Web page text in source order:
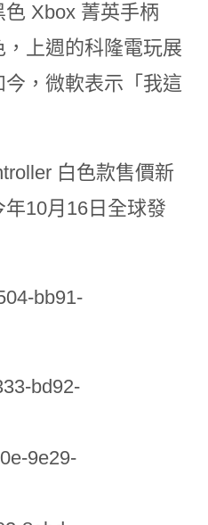
Xbox 菁英手柄
上週的科隆電玩展
今，微軟表示「我這
白色款售價新
10月16日全球發